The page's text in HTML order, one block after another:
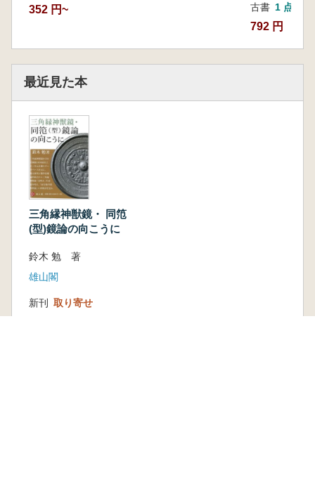
352 円~ 古書 1 点
792 円
最近見た本
三角縁神獣鏡・ 同笵
(型)鏡論の向こうに
鈴木 勉 著
雄山閣
新刊 取り寄せ